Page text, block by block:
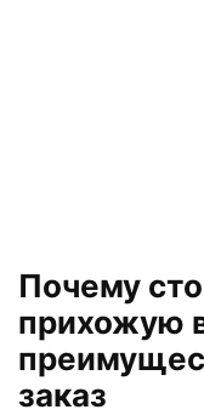
Почему
прихожую
заказ